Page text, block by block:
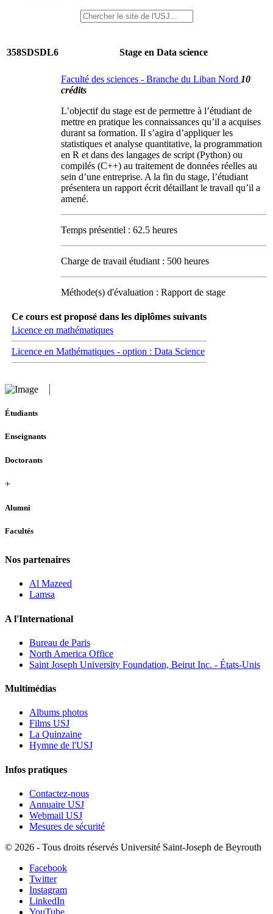
358SDSDL6 Stage en Data science
Faculté des sciences - Branche du Liban Nord 10
crédits
L’objectif du stage est de permettre à l’étudiant de
mettre en pratique les connaissances qu’il a acquises
durant sa formation. Il s’agira d’appliquer les
statistiques et analyse quantitative, la programmation
en R et dans des langages de script (Python) ou
compilés (C++) au traitement de données réelles au
sein d’une entreprise. A la fin du stage, l’étudiant
présentera un rapport écrit détaillant le travail qu’il a
amené.
Temps présentiel : 62.5 heures
Charge de travail étudiant : 500 heures
Méthode(s) d'évaluation : Rapport de stage
Ce cours est proposé dans les diplômes suivants
Licence en mathématiques
Licence en Mathématiques - option : Data Science
Étudiants
Enseignants
Doctorants
+
Alumni
Facultés
Nos partenaires
Al Mazeed
Lamsa
A l'International
Bureau de Paris
North America Office
Saint Joseph University Foundation, Beirut Inc. - États-Unis
Multimédias
Albums photos
Films USJ
La Quinzaine
Hymne de l'USJ
Infos pratiques
Contactez-nous
Annuaire USJ
Webmail USJ
Mesures de sécurité
© 2026 - Tous droits réservés Université Saint-Joseph de Beyrouth
Facebook
Twitter
Instagram
LinkedIn
YouTube